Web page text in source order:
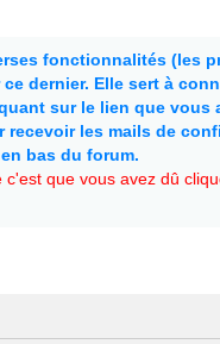
fonctionnalités (les
dernier. Elle sert à
sur le lien que
les mails de
bas du forum.
que vous avez dû